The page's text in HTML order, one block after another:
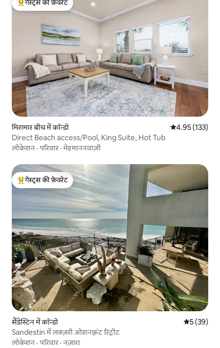
गेस्ट्स का टॉप फ़ेवरेट
गेस्ट्स की फ़ेवरेट
मिरामार बीच में कॉन्डो औसत रेटिंग 5 में से
4.95 (133)
Direct Beach access/Pool, King Suite, Hot Tub
लोकेशन ·परिवार ·मेहमाननवाज़ी
गेस्ट्स का टॉप फ़ेवरेट
गेस्ट्स की फ़ेवरेट
सैंडेस्टिन में कॉन्डो औसत रेटिंग
5 (39)
Sandestin में लक्ज़री ओशनफ़्रंट रिट्रीट
लोकेशन ·परिवार ·नज़ारा